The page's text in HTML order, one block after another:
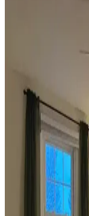
Koltuk ve
Dekorasyonda
Koltuk ve aksesuar
yol açabilir. Halı,
dengelenerek
Ev
Uyumu,
Reddit tartışması
mobilya yerleşimi ve
alanlarının estetik
Veranda
ve Mobilya
Yöntemleri